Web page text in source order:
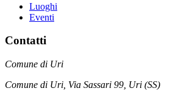
Luoghi
Eventi
Contatti
Comune di Uri
Comune di Uri, Via Sassari 99, Uri (SS)